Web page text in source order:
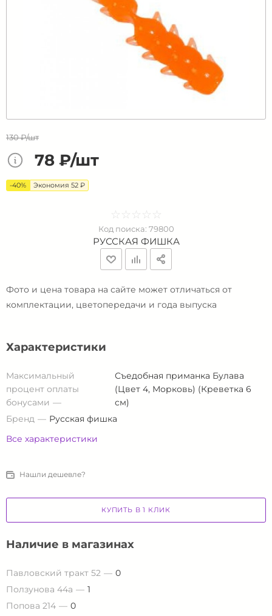
130 ₽/шт
78 ₽/шт
-40% Экономия 52 ₽
☆ ☆ ☆ ☆ ☆
★ ★ ★ ★ ★
Код поиска: 79800
РУССКАЯ ФИШКА
Фото и цена товара на сайте может отличаться от
комплектации, цветопередачи и года выпуска
Характеристики
Максимальный
процент оплаты
бонусами
Съедобная приманка Булава
(Цвет 4, Морковь) (Креветка 6
см)
Бренд
Русская фишка
Все характеристики
Нашли дешевле?
КУПИТЬ В 1 КЛИК
Наличие в магазинах
Павловский тракт 52
0
Ползунова 44а
1
Попова 214
0